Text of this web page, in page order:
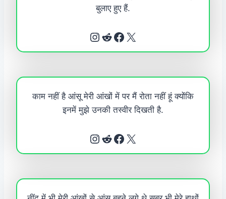
बुलाए हुए हैं.
Instagram Reddit Facebook X
काम नहीं है आंसू मेरी आंखों में पर मैं रोता नहीं हूं क्योंकि
इनमें मुझे उनकी तस्वीर दिखती है.
Instagram Reddit Facebook X